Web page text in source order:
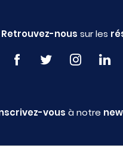
Retrouvez-nous sur les
vous à notre